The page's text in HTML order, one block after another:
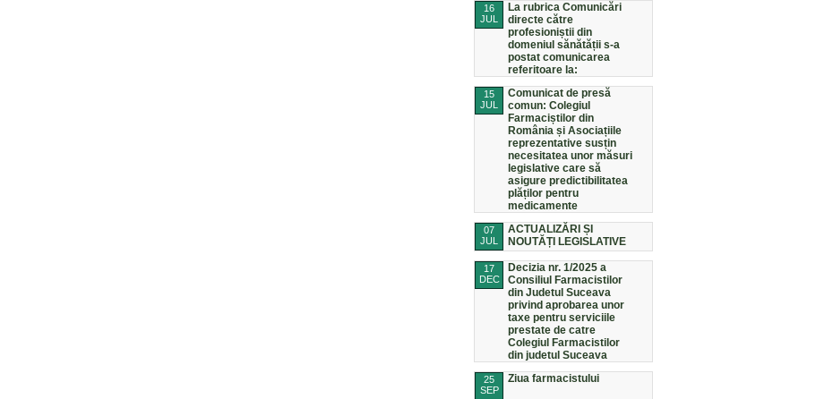
16
JUL
La rubrica Comunicări
directe către
profesioniștii din
domeniul sănătății s-a
postat comunicarea
referitoare la:
15
JUL
Comunicat de presă
comun: Colegiul
Farmaciștilor din
România și Asociațiile
reprezentative susțin
necesitatea unor măsuri
legislative care să
asigure predictibilitatea
plăților pentru
medicamente
07
JUL
ACTUALIZĂRI ȘI
NOUTĂȚI LEGISLATIVE
17
DEC
Decizia nr. 1/2025 a
Consiliul Farmacistilor
din Judetul Suceava
privind aprobarea unor
taxe pentru serviciile
prestate de catre
Colegiul Farmacistilor
din judetul Suceava
25
SEP
Ziua farmacistului